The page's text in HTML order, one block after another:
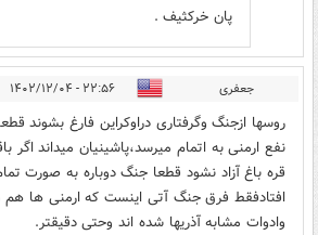
پان خرکثیف .
جعفری ۲۲:۵۶ - ۱۴۰۲/۱۲/۰۴
روسها ازجنگ وگرفتاری دراوکراین فارغ بشوند
نفع ارمنی به اتمام میرسد،پاشینیان میداند اگر
قره باغ آزاد نشود قطعا جنگ دوباره به صورت
افتادفقط فرق جنگ آتی اینست که ارمنی ها
وادوات مشابه آذریها شده اند وحتی دقیقتر.